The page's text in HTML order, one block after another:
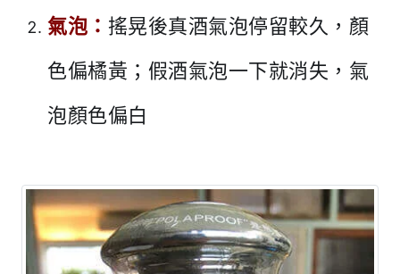
氣泡： 搖晃後真酒氣泡停留較久，顏
色偏橘黃；假酒氣泡一下就消失，氣
泡顏色偏白